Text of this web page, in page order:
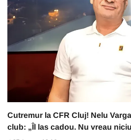
Cutremur la CFR Cluj! Nelu
club: „Îl las cadou. Nu vreau